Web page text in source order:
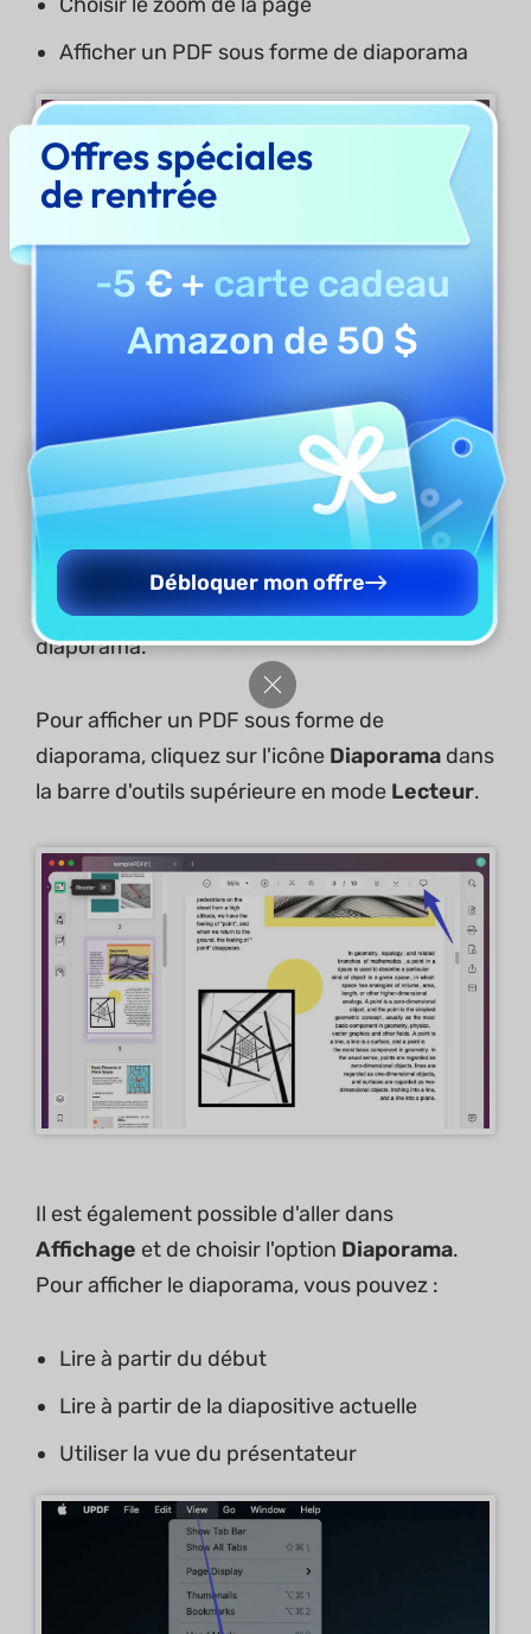
Afficher un PDF sous forme de diaporama
4. Afficher un PDF sous forme de
UPDF permet d'afficher un PDF sous forme de
diaporama.
Pour afficher un PDF sous forme de
diaporama, cliquez sur l'icône Diaporama dans
la barre d'outils supérieure en mode Lecteur.
Il est également possible d'aller dans
Affichage et de choisir l'option Diaporama.
Pour afficher le diaporama, vous pouvez :
Lire à partir du début
Lire à partir de la diapositive actuelle
Utiliser la vue du présentateur
Offres spéciales
de rentrée
-5 € + carte cadeau
Amazon de 50 $
Débloquer mon offre